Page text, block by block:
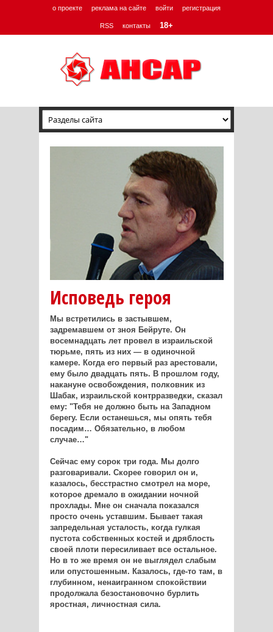
о проекте реклама на сайте войти регистрация
RSS контакты 18+
Исповедь героя
Мы встретились в застывшем,
задремавшем от зноя Бейруте. Он
восемнадцать лет провел в израильской
тюрьме, пять из них — в одиночной
камере. Когда его первый раз арестовали,
ему было двадцать пять. В прошлом году,
накануне освобождения, полковник из
Шабак, израильской контрразведки, сказал
ему: "Тебя не должно быть на Западном
берегу. Если останешься, мы опять тебя
посадим… Обязательно, в любом
случае…"
Сейчас ему сорок три года. Мы долго
разговаривали. Скорее говорил он и,
казалось, бесстрастно смотрел на море,
которое дремало в ожидании ночной
прохлады. Мне он сначала показался
просто очень уставшим. Бывает такая
запредельная усталость, когда гулкая
пустота собственных костей и дряблость
своей плоти пересиливает все остальное.
Но в то же время он не выглядел слабым
или опустошенным. Казалось, где-то там, в
глубинном, ненаигранном спокойствии
продолжала безостановочно бурлить
яростная, личностная сила.